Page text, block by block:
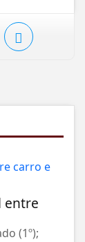
entre
(1º);